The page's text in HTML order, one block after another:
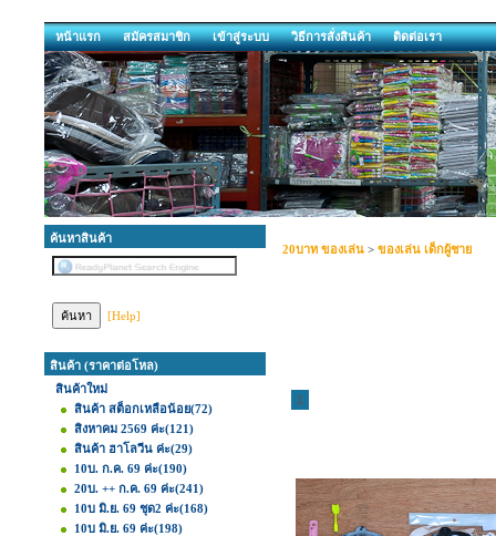
หน้าแรก สมัครสมาชิก เข้าสู่ระบบ วิธีการสั่งสินค้า ติดต่อเรา
ค้นหาสินค้า
[Help]
สินค้า (ราคาต่อโหล)
สินค้าใหม่
สินค้า สต็อกเหลือน้อย(72)
สิงหาคม 2569 ค่ะ(121)
สินค้า ฮาโลวีน ค่ะ(29)
10บ. ก.ค. 69 ค่ะ(190)
20บ. ++ ก.ค. 69 ค่ะ(241)
10บ มิ.ย. 69 ชุด2 ค่ะ(168)
10บ มิ.ย. 69 ค่ะ(198)
20บาท ของเล่น > ของเล่น เด็กผู้ชาย
1